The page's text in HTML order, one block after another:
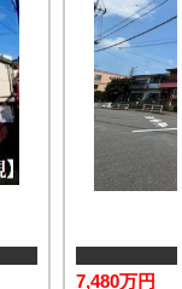
7,480万円